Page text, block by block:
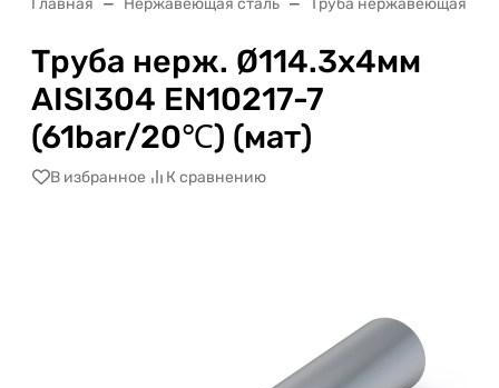
Труба нерж. Ø114.3х4мм
AISI304 EN10217-7
(61bar/20℃) (мат)
В избранное К сравнению